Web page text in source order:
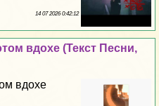
14 07 2026 0:42:12
вдохе (Текст Песни,
вдохе